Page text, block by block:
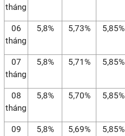
tháng
06
tháng
5,8% 5,73% 5,85%
07
tháng
5,8% 5,71% 5,85%
08
tháng
5,8% 5,70% 5,85%
09
5,8% 5,69% 5,85%